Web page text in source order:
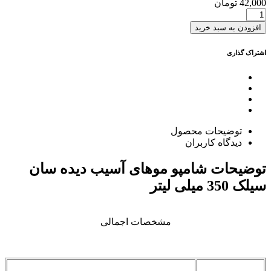
42,000 تومان
افزودن به سبد خرید
اشتراک گذاری
توضیحات محصول
دیدگاه کاربران
توضیحات شامپو موهای آسیب دیده سان
سیلک 350 میلی لیتر
مشخصات اجمالی